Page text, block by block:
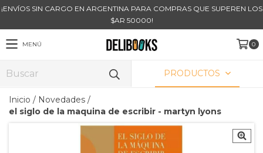
¡ENVÍOS SIN CARGO EN ARGENTINA PARA COMPRAS QUE SUPEREN LOS
$AR 50000!
MENÚ 0
PRODUCTOS
Inicio / Novedades /
el siglo de la maquina de escribir - martyn lyons